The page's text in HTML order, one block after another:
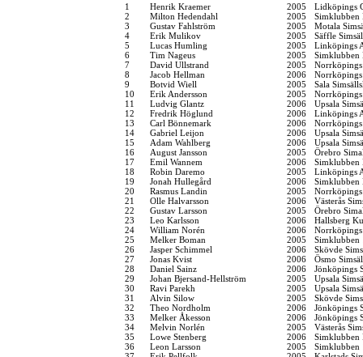
1 Henrik Kraemer 2005
Lidköpings
2
Milton Hedendahl 2005
Simklubben
3
Gustav Fahlström 2005
Motala
4
Erik Mulikov 2005
Säffle
5
Lucas Humling 2005
Linköpings
6
Tim Nageus 2005
Simklubben
7
David Ullstrand 2005
8
Jacob Hellman 2006
9
Botvid Wiell 2005
Sala
10
Erik Andersson 2005
11
Ludvig Glantz 2006
Upsala
12
Fredrik Höglund 2006
Linköpings
13
Carl Bönnemark 2006
14
Gabriel Leijon 2006
Upsala
15
Adam Wahlberg 2006
Upsala
16
August Jansson 2005
Örebro
17
Emil Wannem 2006
Simklubben
18
Robin Daremo 2005
Linköpings
19
Jonah Hullegård 2006
Simklubben
20
Rasmus Landin 2005
21
Olle Halvarsson 2006
Västerås
22
Gustav Larsson 2005
Örebro
23
Leo Karlsson 2006
Hallsberg
24
William Norén 2006
25
Melker Boman 2005
Simklubben
26
Jasper Schimmel 2006
Skövde
27
Jonas Kvist 2006
Ösmo
28
Daniel Sainz 2006
Jönköpings
29
Johan Bjersand-Hellström 2005
Upsala
30
Ravi Parekh 2005
Upsala
31
Alvin Silow 2005
Skövde
32
Theo Nordholm 2006
Jönköpings
33
Melker Åkesson 2006
Jönköpings
34
Melvin Norlén 2005
Västerås
35
Lowe Stenberg 2006
Simklubben
36
Leon Larsson 2005
Simklubben